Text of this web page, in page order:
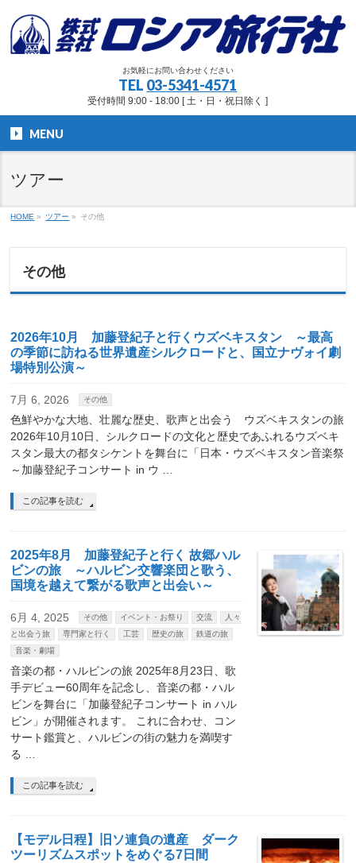
お気軽にお問い合わせください
TEL 03-5341-4571
受付時間 9:00 - 18:00 [ 土・日・祝日除く ]
MENU
ツアー
HOME » ツアー » その他
その他
2026年10月 加藤登紀子と行くウズベキスタン ～最高
の季節に訪ねる世界遺産シルクロードと、国立ナヴォイ劇
場特別公演～
7月 6, 2026 その他
色鮮やかな大地、壮麗な歴史、歌声と出会う ウズベキスタンの旅
2026年10月10日、シルクロードの文化と歴史であふれるウズベキ
スタン最大の都タシケントを舞台に「日本・ウズベキスタン音楽祭
～加藤登紀子コンサート in ウ …
この記事を読む
2025年8月 加藤登紀子と行く 故郷ハル
ビンの旅 ～ハルビン交響楽団と歌う、
国境を越えて繋がる歌声と出会い～
6月 4, 2025 その他 イベント・お祭り 交流
人々
と出会う旅
専門家と行く 工芸 歴史の旅
鉄道の旅
音楽・劇場
音楽の都・ハルビンの旅 2025年8月23日、歌
手デビュー60周年を記念し、音楽の都・ハル
ビンを舞台に「加藤登紀子コンサート in ハル
ビン」が開催されます。 これに合わせ、コン
サート鑑賞と、ハルビンの街の魅力を満喫す
る …
この記事を読む
【モデル日程】旧ソ連負の遺産 ダーク
ツーリズムスポットをめぐる7日間